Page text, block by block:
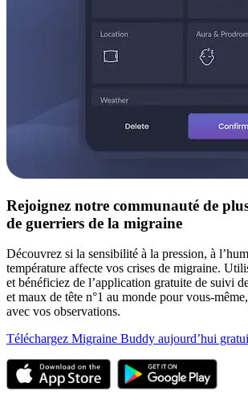
Rejoignez notre communauté de
de guerriers de la migraine
Découvrez si la sensibilité à la pression, à
température affecte vos crises de migraine.
et bénéficiez de l’application gratuite de suivi
et maux de tête n°1 au monde pour vous-
avec vos observations.
Téléchargez Migraine Buddy aujourd’hui